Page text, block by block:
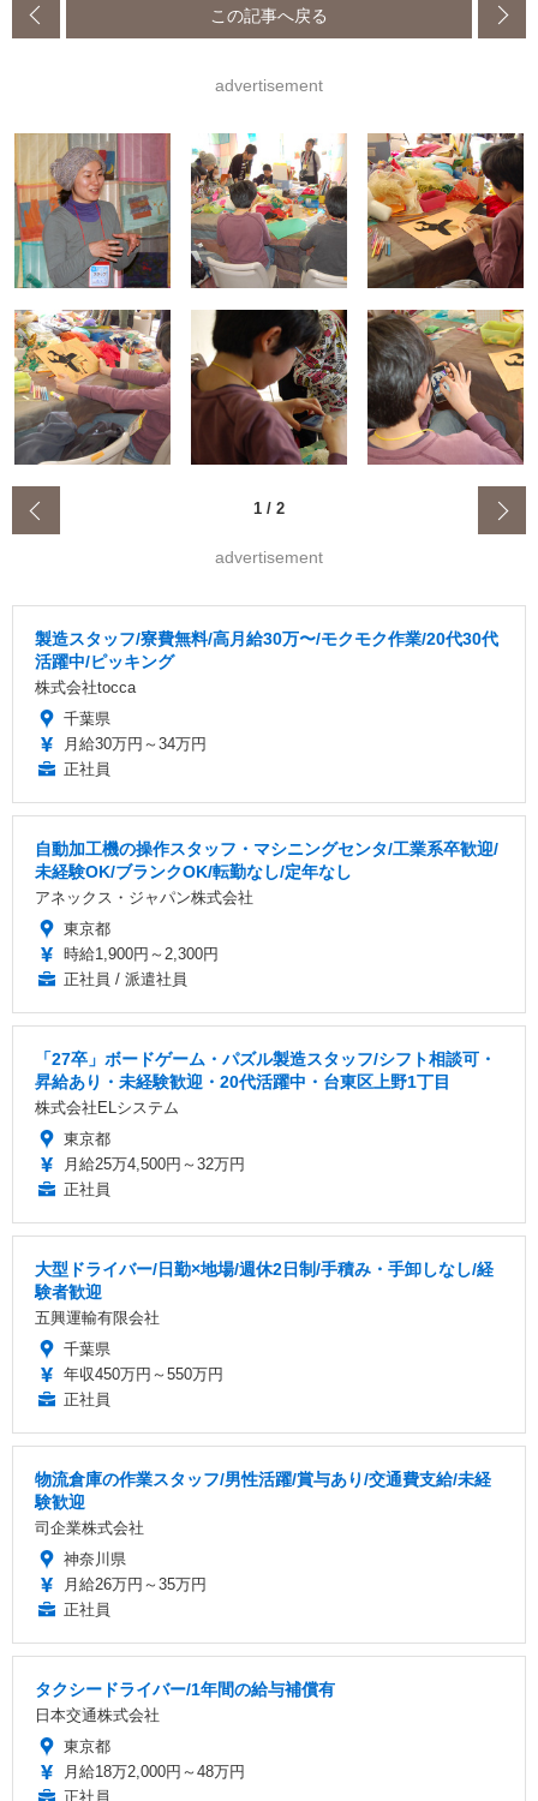
この記事へ戻る
advertisement
1 / 2
advertisement
製造スタッフ/寮費無料/高月給30万〜/モクモク作業/20代30代
活躍中/ピッキング
株式会社tocca
千葉県
月給30万円～34万円
正社員
自動加工機の操作スタッフ・マシニングセンタ/工業系卒歓迎/
未経験OK/ブランクOK/転勤なし/定年なし
アネックス・ジャパン株式会社
東京都
時給1,900円～2,300円
正社員 / 派遣社員
「27卒」ボードゲーム・パズル製造スタッフ/シフト相談可・
昇給あり・未経験歓迎・20代活躍中・台東区上野1丁目
株式会社ELシステム
東京都
月給25万4,500円～32万円
正社員
大型ドライバー/日勤×地場/週休2日制/手積み・手卸しなし/経
験者歓迎
五興運輸有限会社
千葉県
年収450万円～550万円
正社員
物流倉庫の作業スタッフ/男性活躍/賞与あり/交通費支給/未経
験歓迎
司企業株式会社
神奈川県
月給26万円～35万円
正社員
タクシードライバー/1年間の給与補償有
日本交通株式会社
東京都
月給18万2,000円～48万円
正社員